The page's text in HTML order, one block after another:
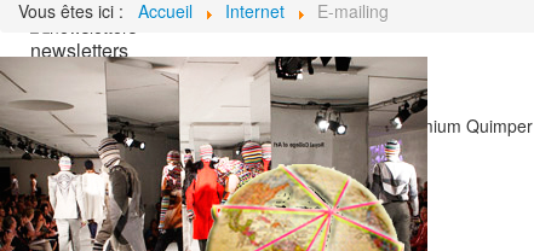
newsletters
Pronails
site vitrine salon de stylisme ongulaire Pronails Premium Quimper
Vous êtes ici : Accueil Internet E-mailing